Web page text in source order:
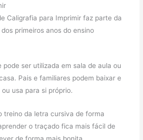
Caligrafia para Imprimir faz parte da
primeiros anos do ensino
pode ser utilizada em sala de aula ou
Pais e familiares podem baixar e
usa para si próprio.
treino da letra cursiva de forma
o traçado fica mais fácil de